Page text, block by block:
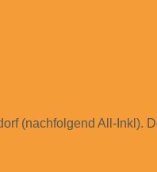
(nachfolgend All-Inkl).